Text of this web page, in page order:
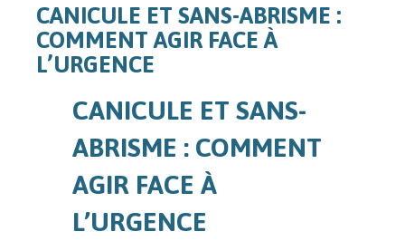
CANICULE ET SANS-ABRISME :
COMMENT AGIR FACE À
L’URGENCE
CANICULE ET SANS-
ABRISME : COMMENT
AGIR FACE À
L’URGENCE